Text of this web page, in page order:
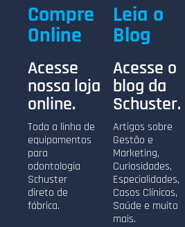
Compre
Online
Acesse
nossa loja
online.
Toda a linha de
equipamentos
para
odontologia
Schuster
direto de
fábrica.
Leia o
Blog
Acesse o
blog da
Schuster.
Artigos sobre
Gestão e
Marketing,
Curiosidades,
Especialidades,
Casos Clínicos,
Saúde e muito
mais.